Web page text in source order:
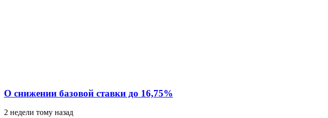
О снижении базовой ставки до 16,75%
2 недели тому назад